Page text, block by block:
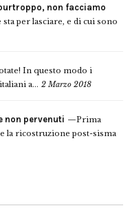
non facciamo
per lasciare, e di cui sono
In questo modo i
a... 2 Marzo 2018
non pervenuti
Prima
la ricostruzione post-sisma